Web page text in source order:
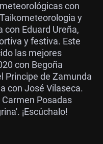
con
y
Eduard Ureña,
y festiva. Este
las mejores
con Begoña
Principe de Zamunda
con José Vilaseca.
Posadas
¡Escúchalo!